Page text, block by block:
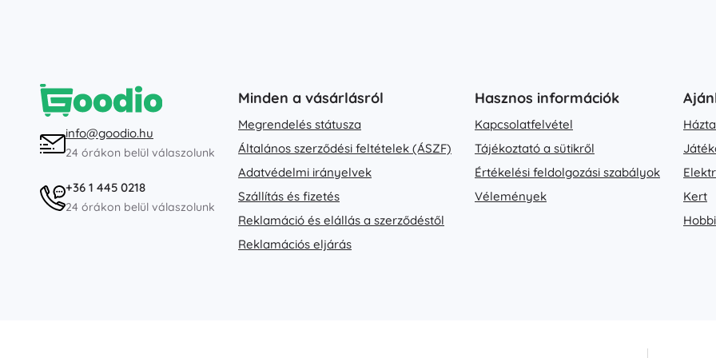
info@goodio.hu
24 órákon belül válaszolunk
+36 1 445 0218
24 órákon belül válaszolunk
Minden a vásárlásról
Megrendelés státusza
Általános szerződési feltételek (ÁSZF)
Adatvédelmi irányelvek
Szállítás és fizetés
Reklamáció és elállás a szerződéstől
Reklamációs eljárás
Hasznos információk
Kapcsolatfelvétel
Tájékoztató a sütikről
Értékelési feldolgozási szabályok
Vélemények
Kert
Hobbi